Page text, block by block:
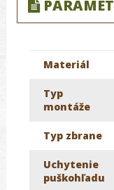
Materiál
Typ
montáže
Typ zbrane
Uchytenie
puškohľadu